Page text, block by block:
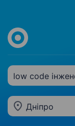
low code
Дніпро